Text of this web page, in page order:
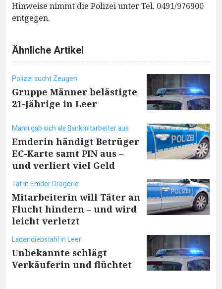
Hinweise nimmt die Polizei unter Tel. 0491/976900
entgegen.
Ähnliche Artikel
Polizei sucht Zeugen
Gruppe Männer belästigte
21-Jährige in Leer
Mann gab sich als Bankmitarbeiter aus
Emderin händigt Betrüger
EC-Karte samt PIN aus –
und verliert viel Geld
Tat in Emder Drogerie
Mitarbeiterin will Täter an
Flucht hindern – und wird
leicht verletzt
Ladendiebstahl in Leer
Unbekannte schlägt
Verkäuferin und flüchtet